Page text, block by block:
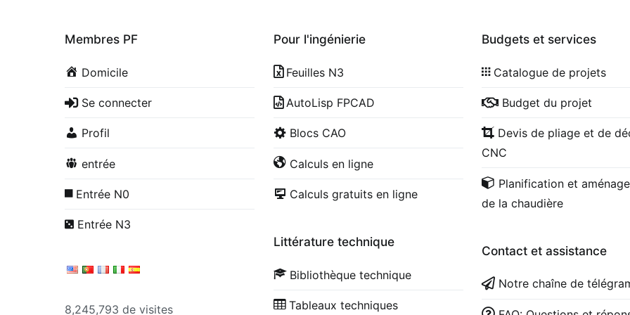
Membres PF
Domicile
Se connecter
Profil
entrée
Entrée N0
Entrée N3
8,245,793 de visites
Pour l'ingénierie
Feuilles N3
AutoLisp FPCAD
Blocs CAO
Calculs en ligne
Calculs gratuits en ligne
Littérature technique
Bibliothèque technique
Tableaux techniques
Budgets et services
Catalogue de projets
Budget du projet
Devis de pliage et de
CNC
Planification et
de la chaudière
Contact et assistance
Notre chaîne de